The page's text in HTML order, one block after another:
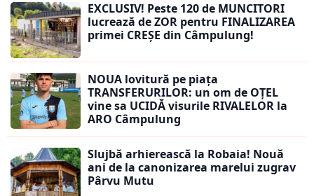
EXCLUSIV! Peste 120 de MUNCITORI
lucrează de ZOR pentru FINALIZAREA
primei CREȘE din Câmpulung!
NOUA lovitură pe piața
TRANSFERURILOR: un om de OȚEL
vine sa UCIDĂ visurile RIVALELOR la
ARO Câmpulung
Slujbă arhierească la Robaia! Nouă
ani de la canonizarea marelui zugrav
Pârvu Mutu